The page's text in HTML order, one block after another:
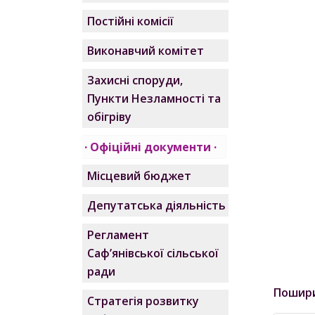
Постійні комісії
Виконавчий комітет
Захисні споруди,
Пункти Незламності та
обігріву
Офіційні документи
Місцевий бюджет
Депутатська діяльність
Регламент
Саф’янівської сільської
ради
Стратегія розвитку